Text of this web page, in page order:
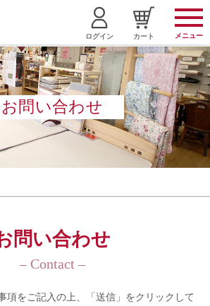
ログイン カート メニュー
お問い合わせ
問い合わせ
– Contact –
項をご記入の上、「送信」をクリックして